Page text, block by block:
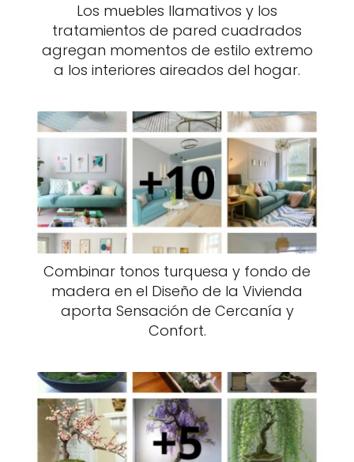
Los muebles llamativos y los
tratamientos de pared cuadrados
agregan momentos de estilo extremo
a los interiores aireados del hogar.
Combinar tonos turquesa y fondo de
madera en el Diseño de la Vivienda
aporta Sensación de Cercanía y
Confort.